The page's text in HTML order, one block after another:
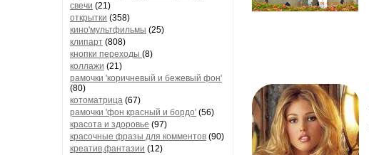
свечи (21)
открытки (358)
кино'мультфильмы (25)
клипарт (808)
кнопки переходы (8)
коллажи (21)
рамочки 'коричневый и бежевый фон'
(80)
котоматрица (67)
рамочки 'фон красный и бордо' (56)
красота и здоровье (97)
красочные фразы для комментов (90)
креатив,фантазии (12)